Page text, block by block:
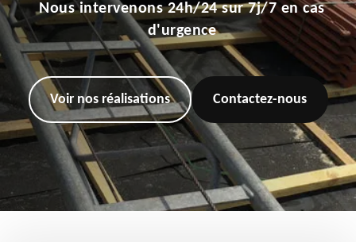
Nous intervenons 24h/24 sur 7j/7 en cas
d'urgence
Voir nos réalisations Contactez-nous